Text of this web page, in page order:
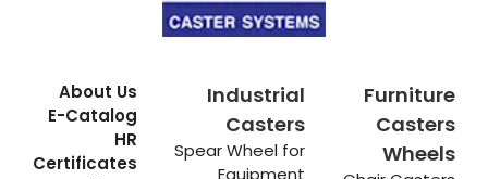
Furniture
Casters
Wheels
Industrial
Casters
Spear Wheel for
Equipment
About Us
E-Catalog
HR
Certificates